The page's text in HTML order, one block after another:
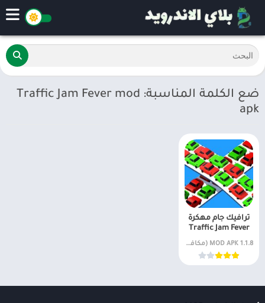
ضع الكلمة المناسبة: Traffic Jam Fever mod
apk
ترافيك جام مهكرة
Traffic Jam Fever
1.1.8 MOD APK (مكافآت مجانية)